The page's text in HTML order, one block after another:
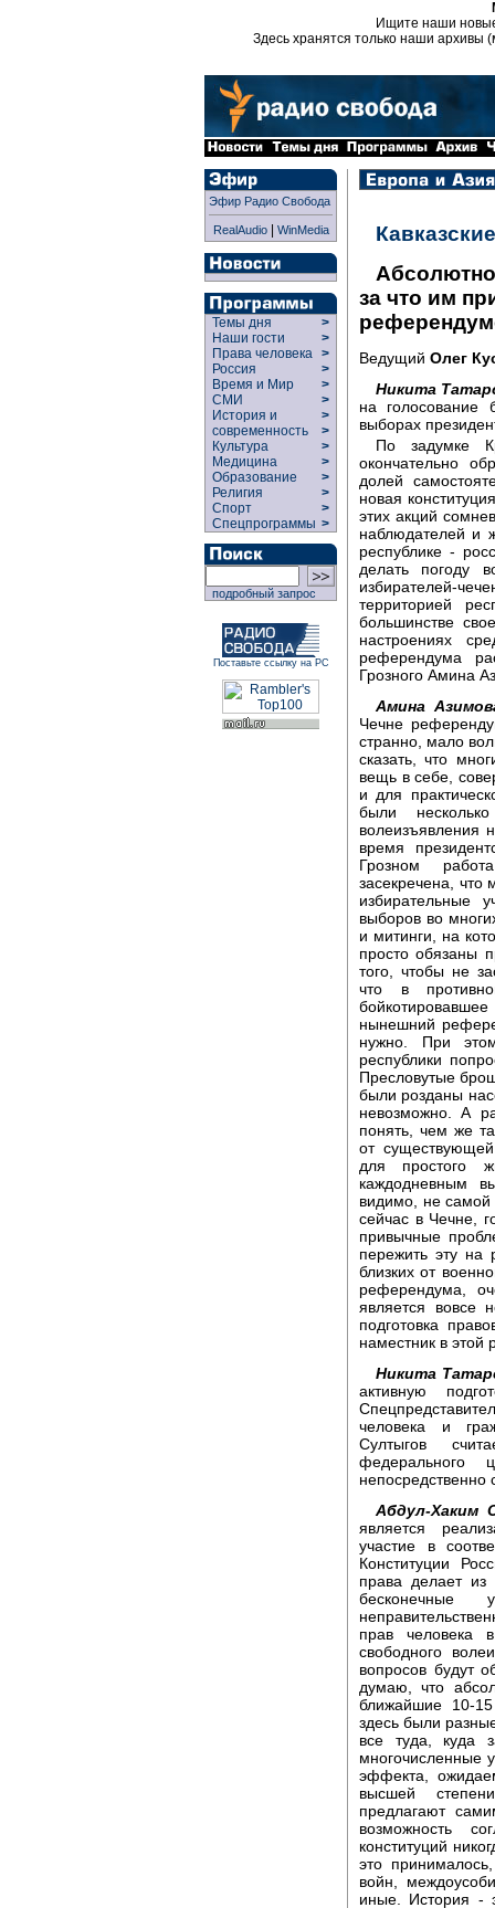
Ищите наши
Здесь хранятся только наши архивы
Эфир Радио Свобода
RealAudio| WinMedia
Темы дня
>
Наши гости
>
Права человека >
Россия
>
Время и Мир
>
СМИ
>
История и
современность
>
>
Культура
>
Медицина
>
Образование
>
Религия
>
Спорт
>
Спецпрограммы >
подробный запрос
Поставьте ссылку на РС
за что им
Ведущий Олег
Никита
на голосование
выборах
По задумке
окончательно
долей
новая
этих акций
наблюдателей и
республике -
делать погоду
избирателей-
территорией
большинстве
настроениях
референдума
Грозного Амина
Амина
Чечне
странно, мало
сказать, что
вещь в себе,
и для
были
волеизъявления
время
Грозном
засекречена, что
избирательные
выборов во
и митинги, на
просто обязаны
того, чтобы не
что в
нынешний
нужно. При
республики
Пресловутые
были розданы
невозможно. А
понять, чем же
от
для простого
каждодневным
видимо, не самой
сейчас в Чечне,
привычные
пережить эту на
близких от
референдума,
является вовсе
подготовка
наместник в этой
Никита
активную
человека и
Султыгов
федерального
непосредственно
Абдул-Хаким
является
участие в
Конституции
права делает из
бесконечные
прав человека
свободного
вопросов будут
думаю, что
ближайшие 10-
здесь были
все туда, куда
многочисленные
эффекта,
высшей
предлагают
возможность
конституций
это
войн,
иные. История -